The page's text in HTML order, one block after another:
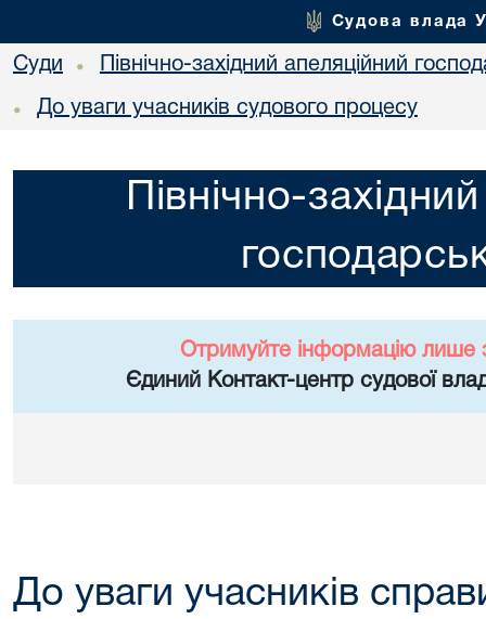
Судова влада
Суди • Північно-західний апеляційний
• До уваги учасників судового процесу
Північно-
Отримуйте інформацію лише
Єдиний Контакт-центр судової
До уваги учасників